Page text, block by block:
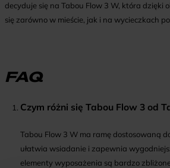
decyduje się na Tabou Flow 3 W, która dzięki
się zarówno w mieście, jak i na wycieczkach
FAQ
Czym różni się Tabou Flow 3 od
Tabou Flow 3 W ma ramę dostosowaną
ułatwia wsiadanie i zapewnia
elementy wyposażenia są bardzo